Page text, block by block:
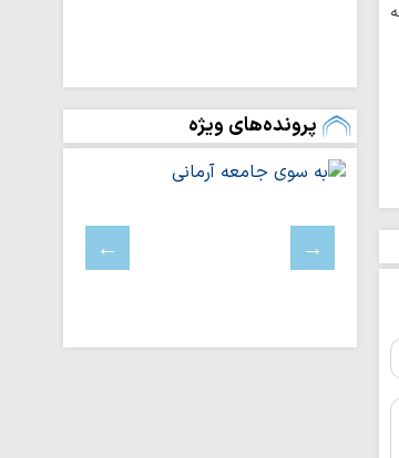
سواد خانواده | آیا محبت زیاد به فرزندان،
می‌تواند به رابطه زوجین آسیب…
ادعیه شناسی | دعای مشلول
معنایِ انتظارِ فرج در نگاه روحانیِ شهید
ایران؟ قرارداد ۱۹۱۹؛ روایتی از…
پرونده‌های ویژه